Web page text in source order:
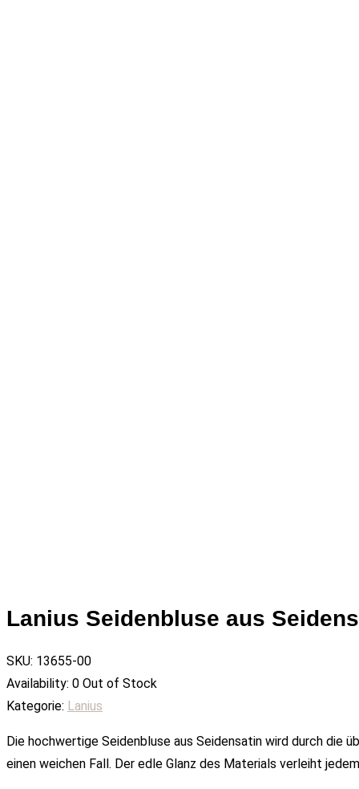
Lanius Seidenbluse aus
SKU: 13655-00
Availability: 0 Out of Stock
Kategorie: Lanius
Die hochwertige Seidenbluse aus Seidensatin wird durch die
einen weichen Fall. Der edle Glanz des Materials verleiht